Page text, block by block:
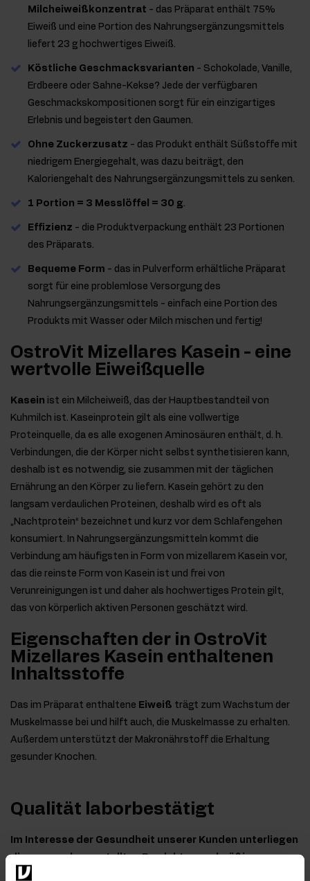
Milcheiweißkonzentrat - das Präparat enthält 75%
Eiweiß und eine Portion des Nahrungsergänzungsmittels
liefert 23 g hochwertiges Eiweiß.
Köstliche Geschmacksvarianten - Schokolade, Vanille,
Erdbeere oder Sahne-Kekse? Jede der verfügbaren
Geschmackskompositionen sorgt für ein einzigartiges
Erlebnis und begeistert den Gaumen.
Ohne Zuckerzusatz - das Produkt enthält Süßstoffe mit
niedrigem Energiegehalt, was dazu beiträgt, den
Kaloriengehalt des Nahrungsergänzungsmittels zu senken.
1 Portion = 3 Messlöffel = 30 g.
Effizienz - die Produktverpackung enthält 23 Portionen
des Präparats.
Bequeme Form - das in Pulverform erhältliche Präparat
sorgt für eine problemlose Versorgung des
Nahrungsergänzungsmittels - einfach eine Portion des
Produkts mit Wasser oder Milch mischen und fertig!
OstroVit Mizellares Kasein - eine
wertvolle Eiweißquelle
Kasein ist ein Milcheiweiß, das der Hauptbestandteil von
Kuhmilch ist. Kaseinprotein gilt als eine vollwertige
Proteinquelle, da es alle exogenen Aminosäuren enthält, d. h.
Verbindungen, die der Körper nicht selbst synthetisieren kann,
deshalb ist es notwendig, sie zusammen mit der täglichen
Ernährung an den Körper zu liefern. Kasein gehört zu den
langsam verdaulichen Proteinen, deshalb wird es oft als
„Nachtprotein“ bezeichnet und kurz vor dem Schlafengehen
konsumiert. In Nahrungsergänzungsmitteln kommt die
Verbindung am häufigsten in Form von mizellarem Kasein vor,
das die reinste Form von Kasein ist und frei von
Verunreinigungen ist und daher als hochwertiges Protein gilt,
das von körperlich aktiven Personen geschätzt wird.
Eigenschaften der in OstroVit
Mizellares Kasein enthaltenen
Inhaltsstoffe
Das im Präparat enthaltene Eiweiß trägt zum Wachstum der
Muskelmasse bei und hilft auch, die Muskelmasse zu erhalten.
Außerdem unterstützt der Makronährstoff die Erhaltung
gesunder Knochen.
Qualität laborbestätigt
Im Interesse der Gesundheit unserer Kunden unterliegen
die von uns hergestellten Produkte regelmäßigen
Untersuchungen in einem unabhängigen akkreditierten